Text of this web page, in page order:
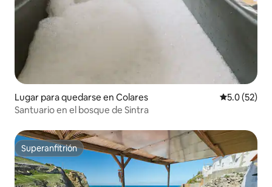
Lugar para quedarse en Colares Calificación
5.0 (52)
Santuario en el bosque de Sintra
Superanfitrión
Superanfitrión